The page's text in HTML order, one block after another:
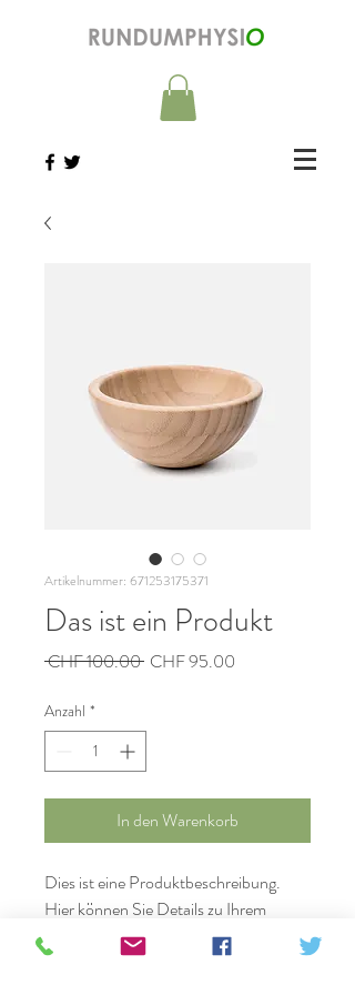
Artikelnummer: 671253175371
Das ist ein Produkt
CHF 100.00 Standardpreis
CHF 95.00
Anzahl *
In den Warenkorb
Dies ist eine Produktbeschreibung.
Hier können Sie Details zu Ihrem
Produkt hinzufügen - z. B.
Informationen zu Größen und